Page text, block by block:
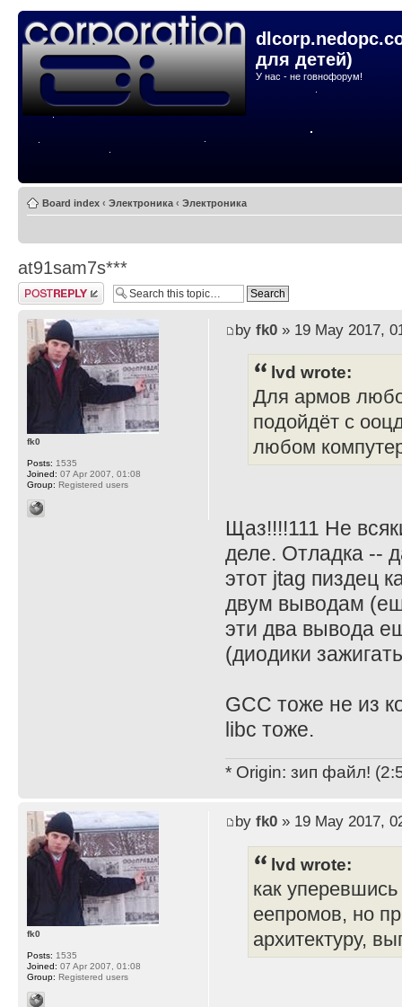
для детей)
У нас - не говнофорум!
Board index ‹ Электроника ‹ Электроника
at91sam7s***
Post a reply
by fk0» 19 May 2017,
lvd wrote:
Для армов
подойдёт с
любом
Щаз!!!!111 Не
деле. Отладка --
этот jtag пиздец
двум выводам
эти два вывода
(диодики
GCC тоже не из
libc тоже.
* Origin: зип файл!
fk0
Posts: 1535
Joined: 07 Apr 2007, 01:08
Group: Registered users
by fk0» 19 May 2017,
lvd wrote:
как
еепромов, но
архитектуру,
fk0
Posts: 1535
Joined: 07 Apr 2007, 01:08
Group: Registered users